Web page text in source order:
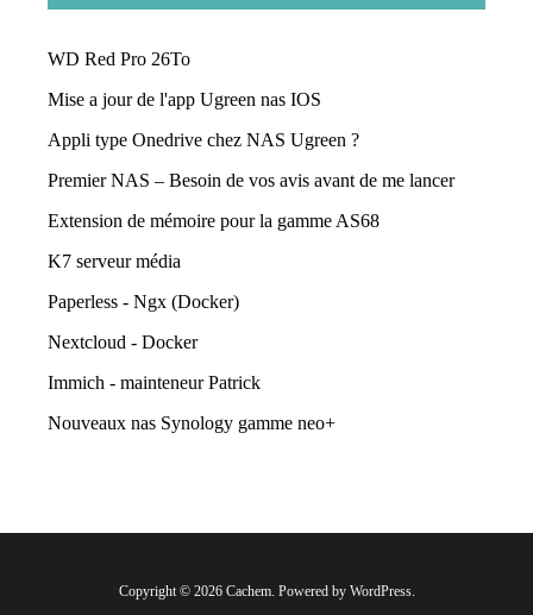
WD Red Pro 26To
Mise a jour de l'app Ugreen nas IOS
Appli type Onedrive chez NAS Ugreen ?
Premier NAS – Besoin de vos avis avant de me lancer
Extension de mémoire pour la gamme AS68
K7 serveur média
Paperless - Ngx (Docker)
Nextcloud - Docker
Immich - mainteneur Patrick
Nouveaux nas Synology gamme neo+
Copyright © 2026 Cachem. Powered by WordPress.